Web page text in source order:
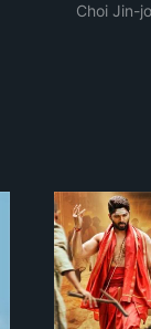
Choi Jin-